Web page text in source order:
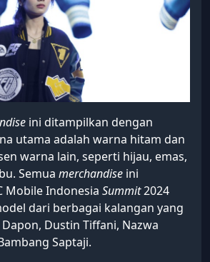
ini ditampilkan dengan
utama adalah warna hitam dan
warna lain, seperti hijau, emas,
Semua merchandise ini
Mobile Indonesia Summit2024
dari berbagai kalangan yang
Dustin Tiffani, Nazwa
Saptaji.